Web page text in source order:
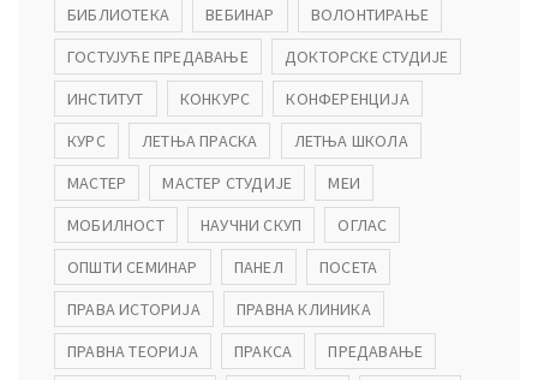
БИБЛИОТЕКА
ВЕБИНАР
ВОЛОНТИРАЊЕ
ГОСТУЈУЋЕ ПРЕДАВАЊЕ
ДОКТОРСКЕ СТУДИЈЕ
ИНСТИТУТ
КОНКУРС
КОНФЕРЕНЦИЈА
КУРС
ЛЕТЊА ПРАСКА
ЛЕТЊА ШКОЛА
МАСТЕР
МАСТЕР СТУДИЈЕ
МЕИ
МОБИЛНОСТ
НАУЧНИ СКУП
ОГЛАС
ОПШТИ СЕМИНАР
ПАНЕЛ
ПОСЕТА
ПРАВА ИСТОРИЈА
ПРАВНА КЛИНИКА
ПРАВНА ТЕОРИЈА
ПРАКСА
ПРЕДАВАЊЕ